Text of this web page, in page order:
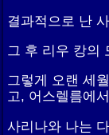
결과적으로 난
그 후 리우 캉의
그렇게 오랜 세
고, 어스렐름에
사리나와 나는